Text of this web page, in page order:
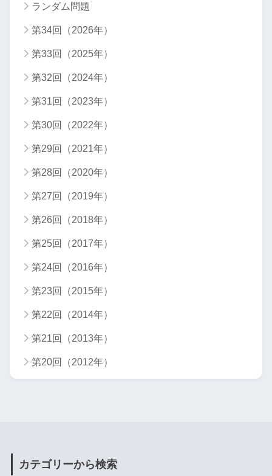
ランダム問題
第34回（2026年）
第33回（2025年）
第32回（2024年）
第31回（2023年）
第30回（2022年）
第29回（2021年）
第28回（2020年）
第27回（2019年）
第26回（2018年）
第25回（2017年）
第24回（2016年）
第23回（2015年）
第22回（2014年）
第21回（2013年）
第20回（2012年）
カテゴリーから検索